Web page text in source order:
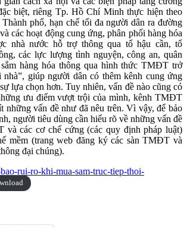
biệt, riêng Tp. Hồ Chí Minh thực hiện theo
phố, hạn chế tối đa người dân ra đường
các hoạt động cung ứng, phân phối hàng hóa
nhà nước hỗ trợ thông qua tổ hậu cần, tổ
các lực lượng tình nguyện, công an, quân
hàng hóa thông qua hình thức TMĐT trở
nhà”, giúp người dân có thêm kênh cung ứng
lựa chọn hơn. Tuy nhiên, vấn đề nào cũng có
ưu điểm vượt trội của mình, kênh TMĐT
những vấn đề như đã nêu trên. Vì vậy, để bảo
người tiêu dùng cần hiểu rõ về những vấn đề
và các cơ chế cứng (các quy định pháp luật)
mềm (trang web đăng ký các sàn TMĐT và
đại chúng).
rui-ro-khi-mua-sam-truc-tiep-thoi-